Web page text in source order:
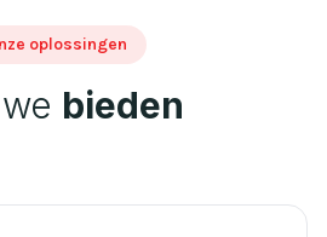
oplossingen
bieden